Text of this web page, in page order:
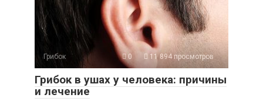
Грибок 0 11 894 просмотров
Грибок в ушах у человека: причины
и лечение